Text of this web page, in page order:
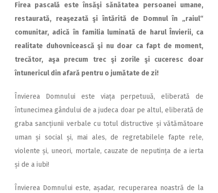
Firea pascală este însăşi sănătatea persoanei umane,
restaurată, reaşezată şi întărită de Domnul în „raiul“
comunitar, adică în familia luminată de harul Învierii, ca
realitate duhovnicească şi nu doar ca fapt de moment,
trecător, aşa precum trec şi zorile şi cuceresc doar
întunericul din afară pentru o jumătate de zi!
Învierea Domnului este viața perpetuuă, eliberată de
întunecimea gândului de a judeca doar pe altul, eliberată de
graba sancțiunii verbale cu totul distructive și vătămătoare
uman și social și, mai ales, de regretabilele fapte rele,
violente și, uneori, mortale, cauzate de neputința de a ierta
și de a iubi!
Învierea Domnului este, așadar, recuperarea noastră de la